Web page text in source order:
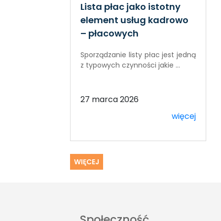
Lista płac jako istotny
element usług kadrowo
– płacowych
Sporządzanie listy płac jest jedną
z typowych czynności jakie ...
27 marca 2026
więcej
WIĘCEJ